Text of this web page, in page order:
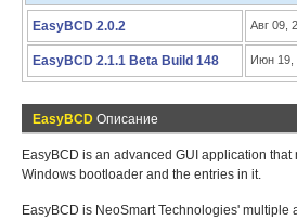
EasyBCD 2.0.2 Авг 09,
EasyBCD 2.1.1 Beta Build 148 Июн 19,
EasyBCD Описание
EasyBCD is an advanced GUI application that
Windows bootloader and the entries in it.
EasyBCD is NeoSmart Technologies'